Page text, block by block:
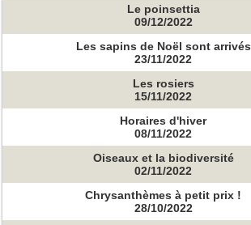
Le poinsettia
09/12/2022
Les sapins de Noël sont arrivés
23/11/2022
Les rosiers
15/11/2022
Horaires d'hiver
08/11/2022
Oiseaux et la biodiversité
02/11/2022
Chrysanthèmes à petit prix !
28/10/2022